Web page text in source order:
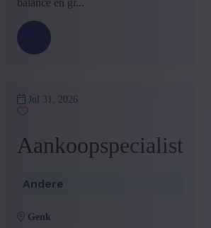
balance en gr...
Jul 31, 2026
Aankoopspecialist
Andere
genk